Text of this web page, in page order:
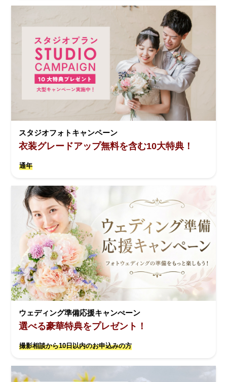
スタジオフォトキャンペーン
衣装グレードアップ無料を含む10大特典！
通年
ウェディング準備応援キャンぺーン
選べる豪華特典をプレゼント！
撮影相談から10日以内のお申込みの方